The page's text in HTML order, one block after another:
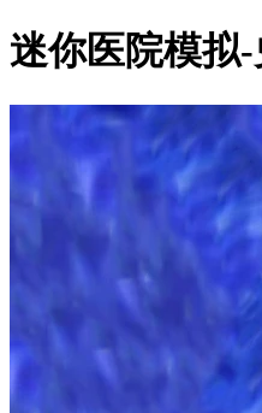
迷你医院模拟